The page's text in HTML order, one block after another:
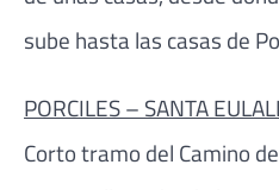
sube hasta las casas de
PORCILES – SANTA
Corto tramo del Camino